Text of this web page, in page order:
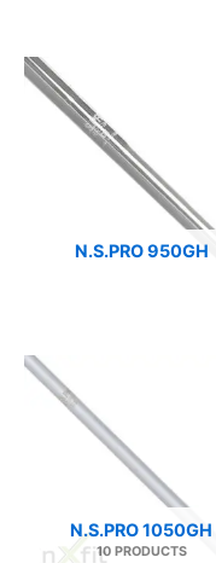
N.S.PRO 950GH
N.S.PRO 1050GH
10 PRODUCTS